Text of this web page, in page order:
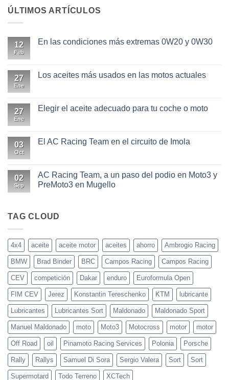
ÚLTIMOS ARTÍCULOS
12
Feb
En las condiciones más extremas 0W20 y 0W30
en
En
extremas
0W20
27
Ene
Los aceites más usados en las motos actuales
en
Los
en
las
27
Ene
Elegir el aceite adecuado para tu coche o moto
en
Elegir
para
tu
coche
03
Oct
El AC Racing Team en el circuito de Imola
en
El
AC
circuito
02
Sep
AC Racing Team, a un paso del podio en Moto3 y
PreMoto3 en Mugello
en
AC
a
un
paso
del
podio
Moto3
y
PreMoto3
en
Mugello
TAG CLOUD
4x4 aceite aceite motor aceites ahorro Ambrogio Racing
BMW Brad Binder BRC Campos Racing Campos Racing
CEV competición Dakar enduro Euroformula Open
FIM CEV Jerez Konstantin Tereschenko KTM lubricante
Lubricantes Lubricantes Sort Maldonado Maldonado Sport
Manuel Maldonado moto Moto3 Motocross motor motor
Off Road oil Pinamoto Racing Services Polonia Porsche
Rally Rallys Samuel Di Sora Sergio Valera Sort Sort
Supermotard Todo Terreno XCTech